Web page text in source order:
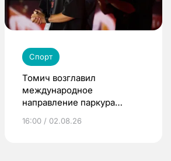
Спорт
Томич возглавил
международное
направление паркура
16:00 / 02.08.26